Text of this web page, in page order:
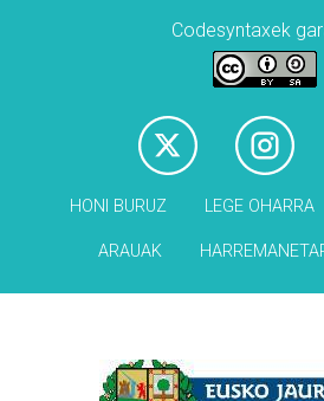
Codesyntaxek
HONI BURUZ LEGE OHARRA
ARAUAK